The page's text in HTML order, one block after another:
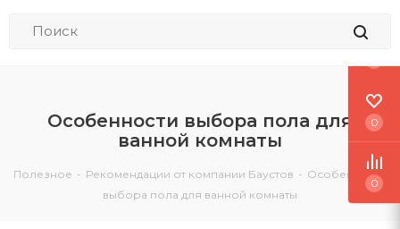
Особенности выбора пола для
ванной комнаты
Полезное - Рекомендации от компании Баустов - Особенности
выбора пола для ванной комнаты
0
0